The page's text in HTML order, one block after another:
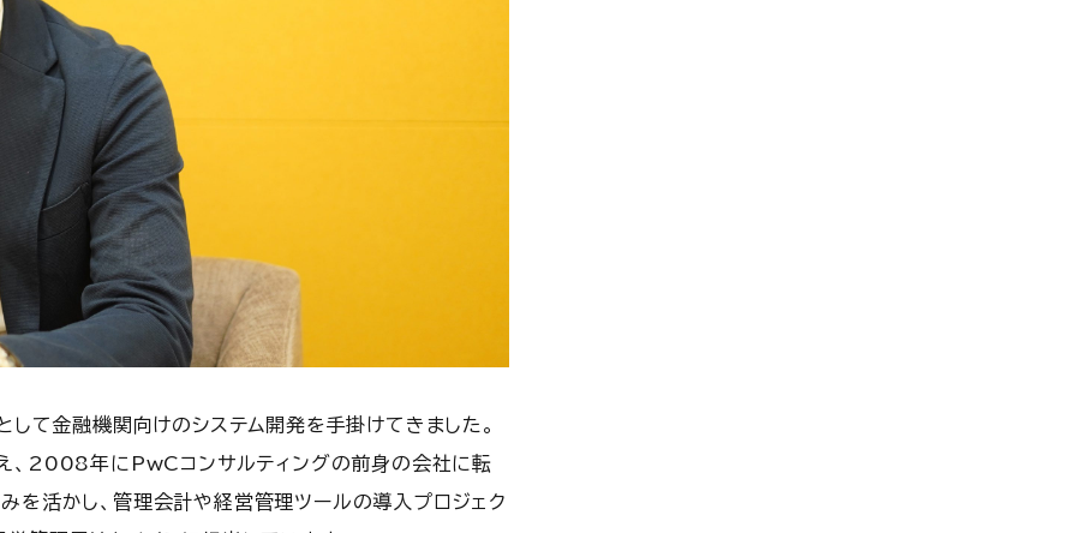
て金融機関向けのシステム開発を手掛けてきました。
、2008年にPwCコンサルティングの前身の会社に転
を活かし、管理会計や経営管理ツールの導入プロジェク